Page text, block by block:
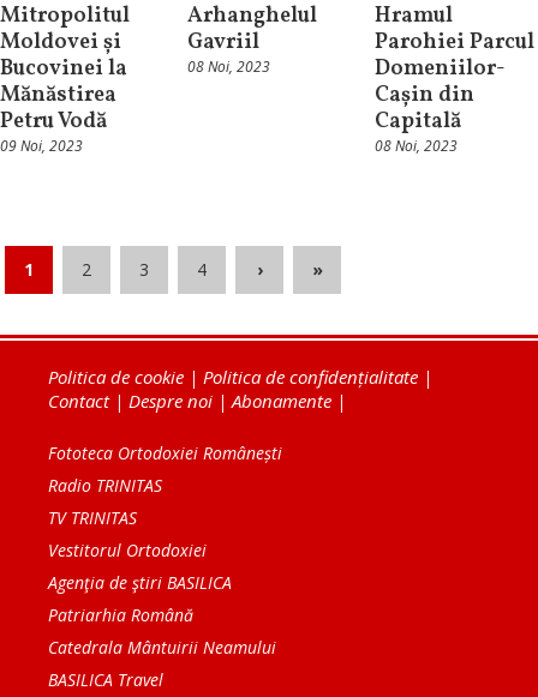
Mitropolitul
Moldovei și
Bucovinei la
Mănăstirea
Petru Vodă
09 Noi, 2023
Arhanghelul
Gavriil
08 Noi, 2023
Hramul
Parohiei Parcul
Domeniilor-
Cașin din
Capitală
08 Noi, 2023
1 2 3 4 › »
Politica de cookie | Politica de confidențialitate |
Contact| Despre noi |Abonamente |
Fototeca Ortodoxiei Românești
Radio TRINITAS
TV TRINITAS
Vestitorul Ortodoxiei
Agenţia de ştiri BASILICA
Patriarhia Română
Catedrala Mântuirii Neamului
BASILICA Travel